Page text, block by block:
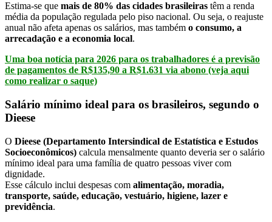
Estima-se que mais de 80% das cidades brasileiras têm a renda
média da população regulada pelo piso nacional. Ou seja, o reajuste
anual não afeta apenas os salários, mas também o consumo, a
arrecadação e a economia local.
Uma boa notícia para 2026 para os trabalhadores é a previsão
de pagamentos de R$135,90 a R$1.631 via abono (veja aqui
como realizar o saque)
Salário mínimo ideal para os brasileiros, segundo o
Dieese
O Dieese (Departamento Intersindical de Estatística e Estudos
Socioeconômicos) calcula mensalmente quanto deveria ser o salário
mínimo ideal para uma família de quatro pessoas viver com
dignidade.
Esse cálculo inclui despesas com alimentação, moradia,
transporte, saúde, educação, vestuário, higiene, lazer e
previdência.